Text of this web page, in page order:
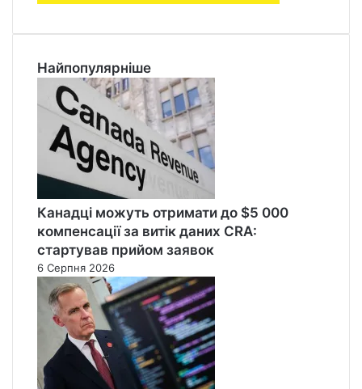
Найпопулярніше
Канадці можуть отримати до $5 000
компенсації за витік даних CRA:
стартував прийом заявок
6 Серпня 2026